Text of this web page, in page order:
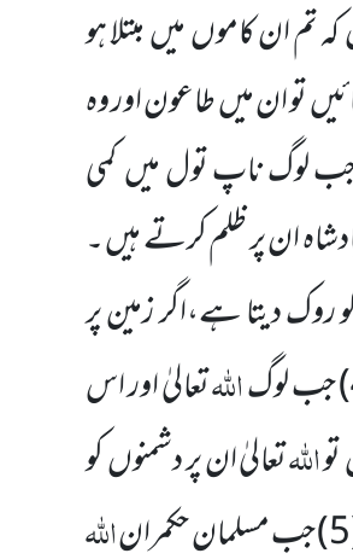
کہ تم ان کاموںمیںمبتلا ہو
تو ان میںطاعون اور وہ
لوگ ناپ تول میںکمی
ان پر ظلم کرتے ہیں ۔
روک دیتا ہے،اگر زمین پر
) جب لوگاللّٰہتعالیٰ اور اس
تواللّٰہتعالیٰ ان پر دشمنوںکو
5
)جب مسلمان حکمراناللّٰہ